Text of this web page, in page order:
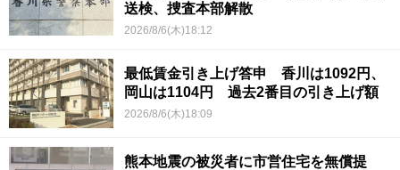
送検、捜査本部解散
2026/8/6(木)18:12
最低賃金引き上げ答申 香川は1092円、
岡山は1104円 過去2番目の引き上げ額
2026/8/6(木)18:09
熊本地震の被災者に市営住宅を無償提